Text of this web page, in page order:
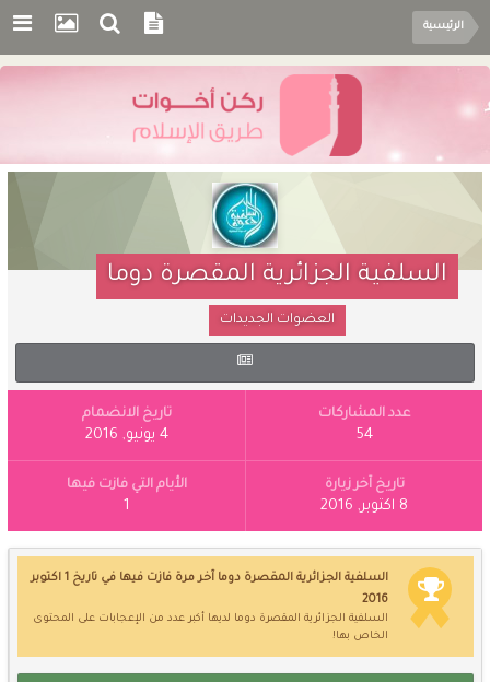
الرئيسية
السلفية الجزائرية المقصرة دوما
العضوات الجديدات
عدد المشاركات
54
تاريخ الانضمام
4 يونيو, 2016
تاريخ آخر زيارة
8 اكتوبر, 2016
الأيام التي فازت فيها
1
السلفية الجزائرية المقصرة دوما آخر مرة فازت فيها في تاريخ 1 اكتوبر
2016
السلفية الجزائرية المقصرة دوما لديها أكبر عدد من الإعجابات على المحتوى
الخاص بها!